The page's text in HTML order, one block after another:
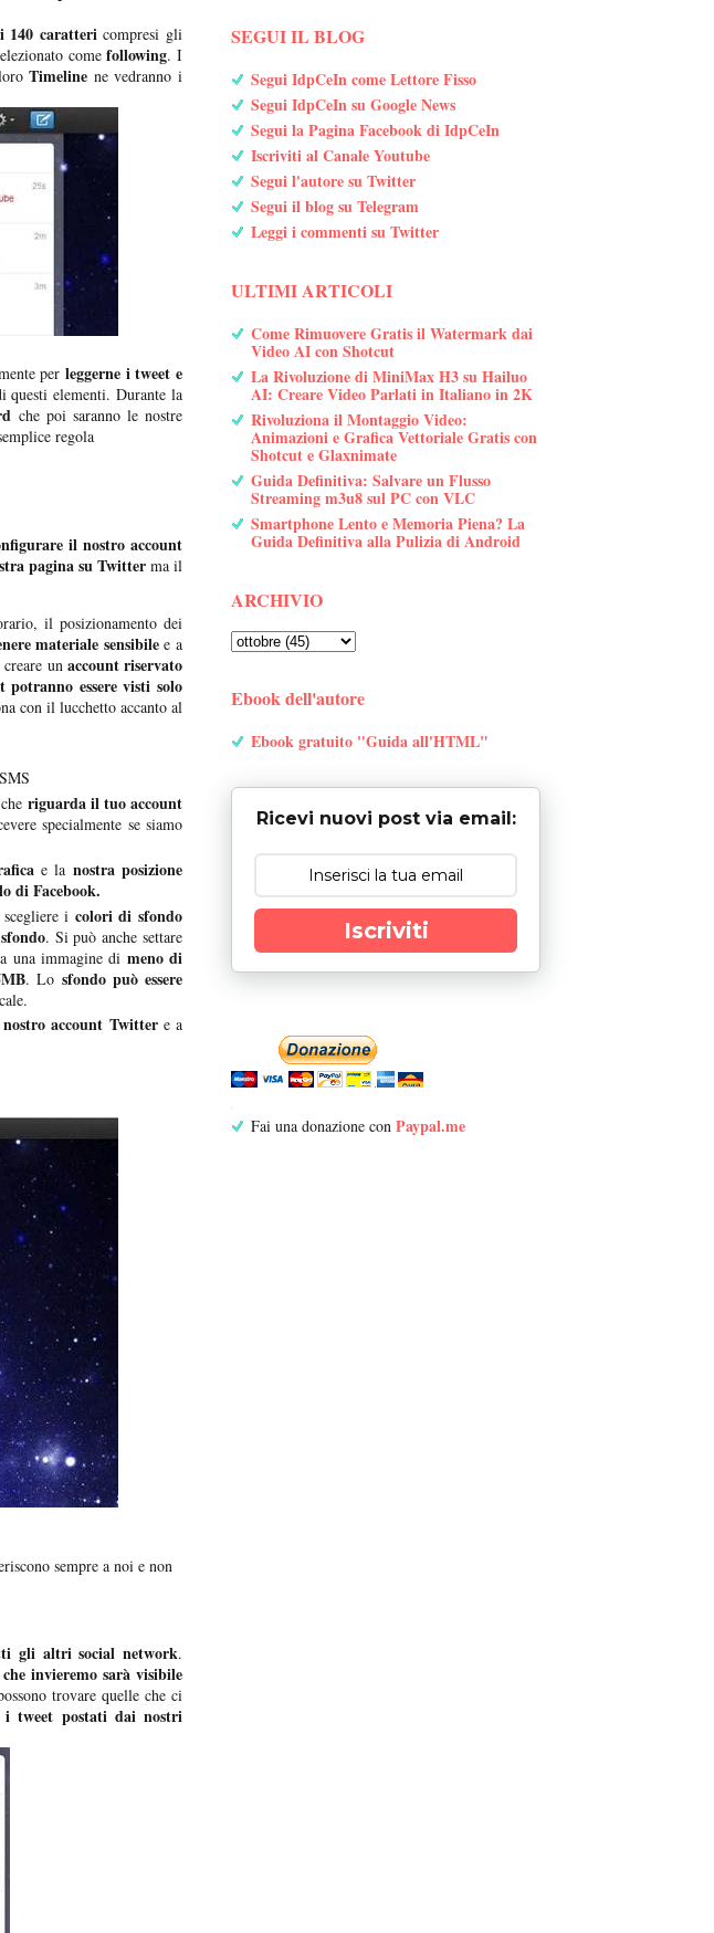
140 carattericompresi gli
comefollowing. I
Timeline ne vedranno i
perleggerne i tweet e
elementi. Durante la
che poi saranno le nostre
regola
il nostro account
pagina su Twitterma il
il posizionamento dei
materiale sensibilee a
un account riservato
potranno essere visti solo
con il lucchetto accanto al
riguarda il tuo account
specialmente se siamo
e la nostra posizione
di Facebook.
i colori di sfondo
sfondo. Si può anche settare
una immagine di meno di
. Lo sfondo può essere
nostro account Twittere a
sempre a noi e non
gli altri social network.
invieremo sarà visibile
trovare quelle che ci
i tweet postati dai nostri
SEGUI IL BLOG
Segui IdpCeIn come Lettore Fisso
Segui IdpCeIn su Google News
Segui la Pagina Facebook di IdpCeIn
Iscriviti al Canale Youtube
Segui l'autore su Twitter
Segui il blog su Telegram
Leggi i commenti su Twitter
ULTIMI ARTICOLI
Come Rimuovere Gratis il Watermark dai
Video AI con Shotcut
La Rivoluzione di MiniMax H3 su Hailuo
AI: Creare Video Parlati in Italiano in 2K
Rivoluziona il Montaggio Video:
Animazioni e Grafica Vettoriale Gratis con
Shotcut e Glaxnimate
Guida Definitiva: Salvare un Flusso
Streaming m3u8 sul PC con VLC
Smartphone Lento e Memoria Piena? La
Guida Definitiva alla Pulizia di Android
ARCHIVIO
Ebook dell'autore
Ebook gratuito "Guida all'HTML"
Ricevi nuovi post via email:
Iscriviti
Fai una donazione con Paypal.me